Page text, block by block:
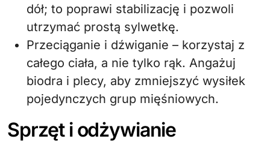
dół; to poprawi stabilizację i pozwoli
utrzymać prostą sylwetkę.
Przeciąganie i dźwiganie – korzystaj z
całego ciała, a nie tylko rąk. Angażuj
biodra i plecy, aby zmniejszyć wysiłek
pojedynczych grup mięśniowych.
Sprzęt i odżywianie